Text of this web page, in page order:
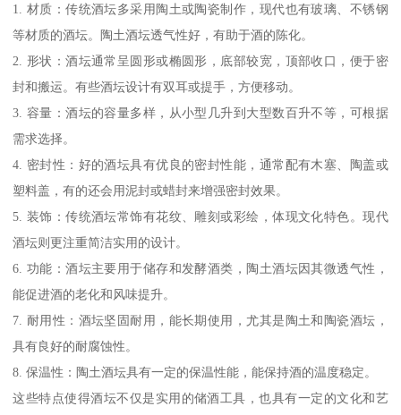
1. 材质：传统酒坛多采用陶土或陶瓷制作，现代也有玻璃、不锈钢
等材质的酒坛。陶土酒坛透气性好，有助于酒的陈化。
2. 形状：酒坛通常呈圆形或椭圆形，底部较宽，顶部收口，便于密
封和搬运。有些酒坛设计有双耳或提手，方便移动。
3. 容量：酒坛的容量多样，从小型几升到大型数百升不等，可根据
需求选择。
4. 密封性：好的酒坛具有优良的密封性能，通常配有木塞、陶盖或
塑料盖，有的还会用泥封或蜡封来增强密封效果。
5. 装饰：传统酒坛常饰有花纹、雕刻或彩绘，体现文化特色。现代
酒坛则更注重简洁实用的设计。
6. 功能：酒坛主要用于储存和发酵酒类，陶土酒坛因其微透气性，
能促进酒的老化和风味提升。
7. 耐用性：酒坛坚固耐用，能长期使用，尤其是陶土和陶瓷酒坛，
具有良好的耐腐蚀性。
8. 保温性：陶土酒坛具有一定的保温性能，能保持酒的温度稳定。
这些特点使得酒坛不仅是实用的储酒工具，也具有一定的文化和艺